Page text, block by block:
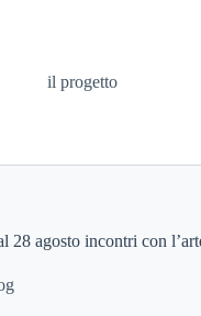
il progetto
agosto incontri con